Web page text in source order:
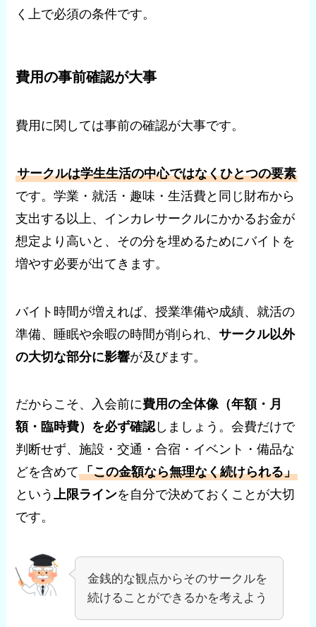
く上で必須の条件です。
費用の事前確認が大事
費用に関しては事前の確認が大事です。
サークルは学生生活の中心ではなくひとつの要素
です。学業・就活・趣味・生活費と同じ財布から
支出する以上、インカレサークルにかかるお金が
想定より高いと、その分を埋めるためにバイトを
増やす必要が出てきます。
バイト時間が増えれば、授業準備や成績、就活の
準備、睡眠や余暇の時間が削られ、サークル以外
の大切な部分に影響が及びます。
だからこそ、入会前に費用の全体像（年額・月
額・臨時費）を必ず確認しましょう。会費だけで
判断せず、施設・交通・合宿・イベント・備品な
どを含めて「この金額なら無理なく続けられる」
という上限ラインを自分で決めておくことが大切
です。
金銭的な観点からそのサークルを
続けることができるかを考えよう